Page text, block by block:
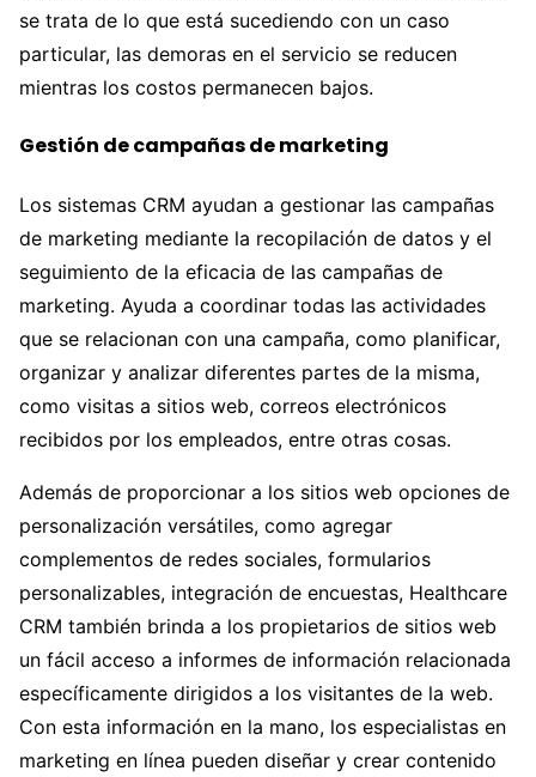
se trata de lo que está sucediendo con un caso
particular, las demoras en el servicio se reducen
mientras los costos permanecen bajos.
Gestión de campañas de marketing
Los sistemas CRM ayudan a gestionar las campañas
de marketing mediante la recopilación de datos y el
seguimiento de la eficacia de las campañas de
marketing. Ayuda a coordinar todas las actividades
que se relacionan con una campaña, como planificar,
organizar y analizar diferentes partes de la misma,
como visitas a sitios web, correos electrónicos
recibidos por los empleados, entre otras cosas.
Además de proporcionar a los sitios web opciones de
personalización versátiles, como agregar
complementos de redes sociales, formularios
personalizables, integración de encuestas, Healthcare
CRM también brinda a los propietarios de sitios web
un fácil acceso a informes de información relacionada
específicamente dirigidos a los visitantes de la web.
Con esta información en la mano, los especialistas en
marketing en línea pueden diseñar y crear contenido